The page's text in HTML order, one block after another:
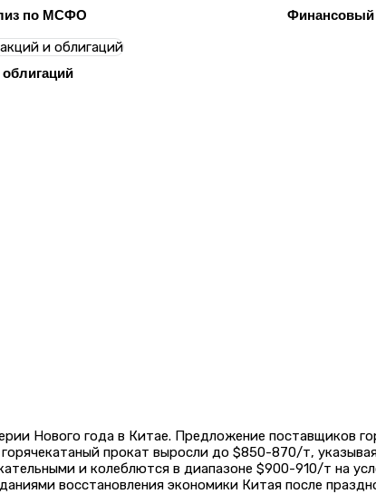
по МСФО Финансовый
Нового года в Китае. Предложение поставщиков
прокат выросли до $850-870/т,
и колеблются в диапазоне $900-910/т на
восстановления экономики Китая после